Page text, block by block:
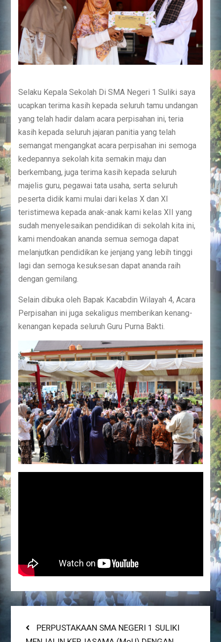
Selaku Kepala Sekolah Di SMA Negeri 1 Suliki saya
ucapkan terima kasih kepada seluruh tamu undangan
yang telah hadir dalam acara perpisahan ini, teria
kasih kepada seluruh jajaran panitia yang telah
semangat mengangkat acara perpisahan ini semoga
kedepannya sekolah kita semakin maju dan
berkembang, juga terima kasih kepada seluruh
majelis guru, pegawai tata usaha, serta seluruh
peserta didik kami mulai dari kelas X dan XI
teristimewa kepada anak-anak kami kelas XII yang
sudah menyelesaikan pendidikan di sekolah kita ini,
kami mendoakan ananda semua semoga dapat
melanjutkan pendidikan ke jenjang yang lebih tinggi
lagi dan semoga kesuksesan dapat ananda raih
dengan gemilang.
Selain dibuka oleh Bapak Kacabdin Wilayah 4, Acara
Perpisahan ini juga sekaligus memberikan kenang-
kenangan kepada seluruh Guru Purna Bakti.
PostPrevious
PERPUSTAKAAN SMA NEGERI 1 SULIKI